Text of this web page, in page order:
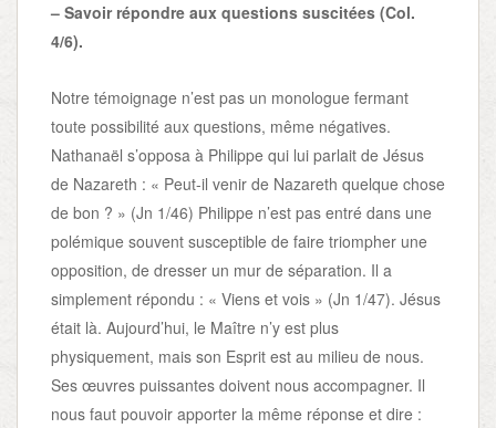
– Savoir répondre aux questions suscitées (Col.
4/6).
Notre témoignage n’est pas un monologue fermant
toute possibilité aux questions, même négatives.
Nathanaël s’opposa à Philippe qui lui parlait de Jésus
de Nazareth : « Peut-il venir de Nazareth quelque chose
de bon ? » (Jn 1/46) Philippe n’est pas entré dans une
polémique souvent susceptible de faire triompher une
opposition, de dresser un mur de séparation. Il a
simplement répondu : « Viens et vois » (Jn 1/47). Jésus
était là. Aujourd’hui, le Maître n’y est plus
physiquement, mais son Esprit est au milieu de nous.
Ses œuvres puissantes doivent nous accompagner. Il
nous faut pouvoir apporter la même réponse et dire :